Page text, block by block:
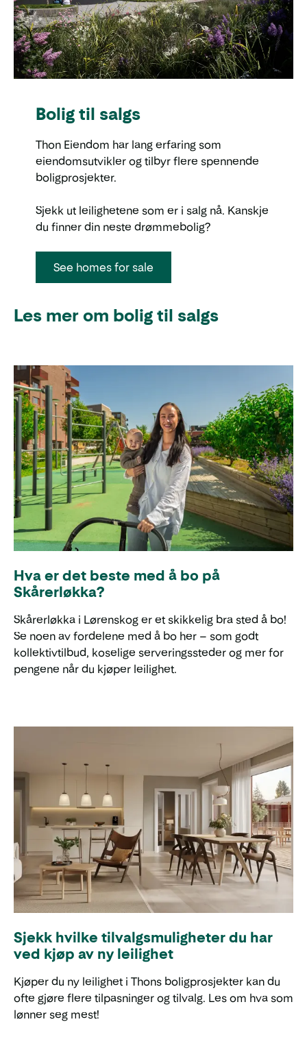
Bolig til salgs
Thon Eiendom har lang erfaring som
eiendomsutvikler og tilbyr flere spennende
boligprosjekter.
Sjekk ut leilighetene som er i salg nå. Kanskje
du finner din neste drømmebolig?
See homes for sale
Les mer om bolig til salgs
Hva er det beste med å bo på
Skårerløkka?
Skårerløkka i Lørenskog er et skikkelig bra sted å bo!
Se noen av fordelene med å bo her – som godt
kollektivtilbud, koselige serveringssteder og mer for
pengene når du kjøper leilighet.
Sjekk hvilke tilvalgsmuligheter du har
ved kjøp av ny leilighet
Kjøper du ny leilighet i Thons boligprosjekter kan du
ofte gjøre flere tilpasninger og tilvalg. Les om hva som
lønner seg mest!